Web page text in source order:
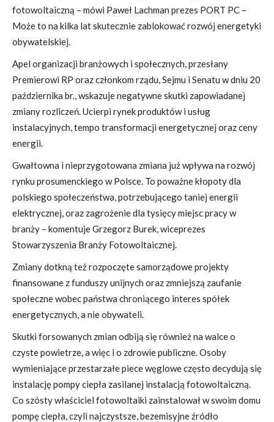
fotowoltaiczną – mówi Paweł Lachman prezes PORT PC –
Może to na kilka lat skutecznie zablokować rozwój energetyki
obywatelskiej.
Apel organizacji branżowych i społecznych, przesłany
Premierowi RP oraz członkom rządu, Sejmu i Senatu w dniu 20
października br., wskazuje negatywne skutki zapowiadanej
zmiany rozliczeń. Ucierpi rynek produktów i usług
instalacyjnych, tempo transformacji energetycznej oraz ceny
energii.
Gwałtowna i nieprzygotowana zmiana już wpływa na rozwój
rynku prosumenckiego w Polsce. To poważne kłopoty dla
polskiego społeczeństwa, potrzebującego taniej energii
elektrycznej, oraz zagrożenie dla tysięcy miejsc pracy w
branży – komentuje Grzegorz Burek, wiceprezes
Stowarzyszenia Branży Fotowoltaicznej.
Zmiany dotkną też rozpoczęte samorządowe projekty
finansowane z funduszy unijnych oraz zmniejszą zaufanie
społeczne wobec państwa chroniącego interes spółek
energetycznych, a nie obywateli.
Skutki forsowanych zmian odbiją się również na walce o
czyste powietrze, a więc i o zdrowie publiczne. Osoby
wymieniające przestarzałe piece węglowe często decydują się
instalację pompy ciepła zasilanej instalacją fotowoltaiczną.
Co szósty właściciel fotowoltaiki zainstalował w swoim domu
pompę ciepła, czyli najczystsze, bezemisyjne źródło